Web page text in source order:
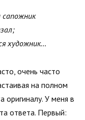
художник…
очень часто
на полном
оригиналу. У меня в
ответа. Первый: